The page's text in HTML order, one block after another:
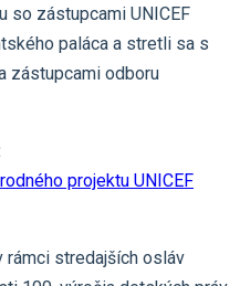
so zástupcami UNICEF
paláca a stretli sa s
zástupcami odboru
projektu UNICEF
rámci stredajších osláv